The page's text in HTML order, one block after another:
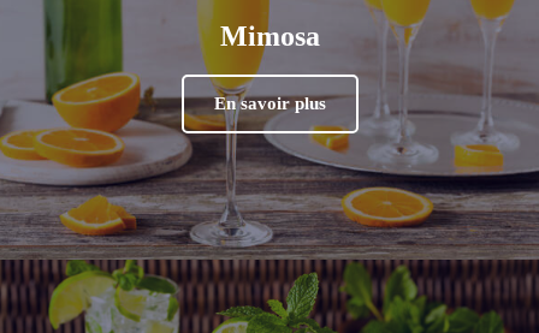
Mimosa
En savoir plus